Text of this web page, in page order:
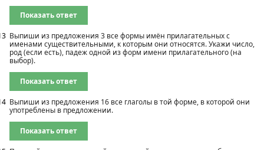
Показать ответ
Выпиши из предложения 3 все формы имён прилагательных с
именами существительными, к которым они относятся. Укажи число,
род (если есть), падеж одной из форм имени прилагательного (на
выбор).
Показать ответ
Выпиши из предложения 16 все глаголы в той форме, в которой они
употреблены в предложении.
Показать ответ